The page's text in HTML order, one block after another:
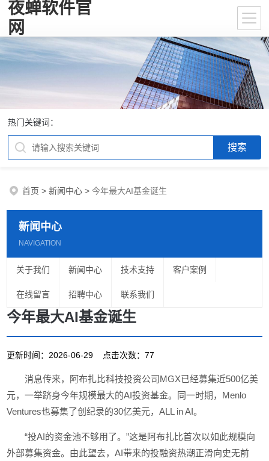
夜蝉软件官
网
热门关键词：
首页 >新闻中心 > 今年最大AI基金诞生
新闻中心
NAVIGATION
关于我们 新闻中心 技术支持 客户案例
在线留言 招聘中心 联系我们
今年最大AI基金诞生
更新时间：2026-06-29 点击次数：77
消息传来，阿布扎比科技投资公司MGX已经募集近500亿美
元，一举跻身今年规模最大的AI投资基金。同一时期，Menlo
Ventures也募集了创纪录的30亿美元，ALL in AI。
“投AI的资金池不够用了。”这是阿布扎比首次以如此规模向
外部募集资金。由此望去，AI带来的投融资热潮正滑向史无前